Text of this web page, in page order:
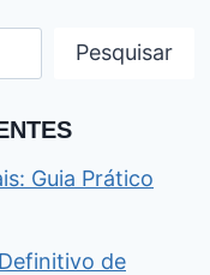
Pesquisar
Guia Prático
de